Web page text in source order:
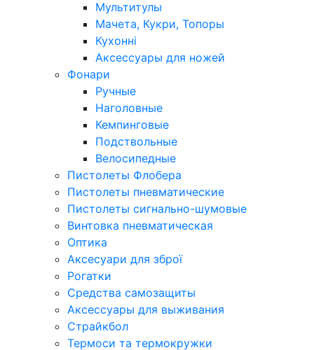
Мультитулы
Мачета, Кукри, Топоры
Кухонні
Аксессуары для ножей
Фонари
Ручные
Наголовные
Кемпинговые
Подствольные
Велосипедные
Пистолеты Флобера
Пистолеты пневматические
Пистолеты сигнально-шумовые
Винтовка пневматическая
Оптика
Аксесуари для зброї
Рогатки
Средства самозащиты
Аксессуары для выживания
Страйкбол
Термоси та термокружки